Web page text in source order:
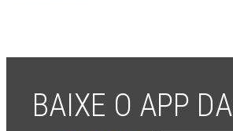
BAIXE O APP DA